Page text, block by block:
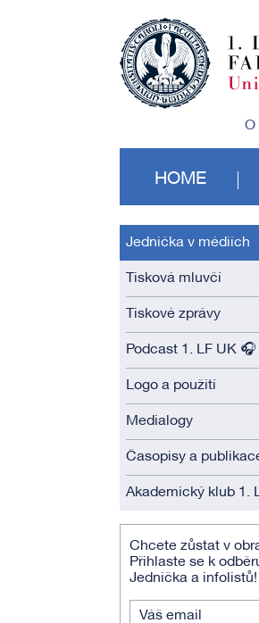
O
HOME
Jednička v médiích
Tisková mluvčí
Tiskové zprávy
Podcast 1. LF UK 🎧
Logo a použití
Medialogy
Časopisy a
Akademický klub 1.
Chcete zůstat v
Přihlaste se k
Jednička a infolistů!
Váš email